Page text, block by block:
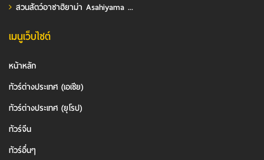
สวนสัตว์อาซาฮิยาม่า Asahiyama ...
เมนูเว็บไซต์
หน้าหลัก
ทัวร์ต่างประเทศ (เอเชีย)
ทัวร์ต่างประเทศ (ยุโรป)
ทัวร์จีน
ทัวร์อื่นๆ